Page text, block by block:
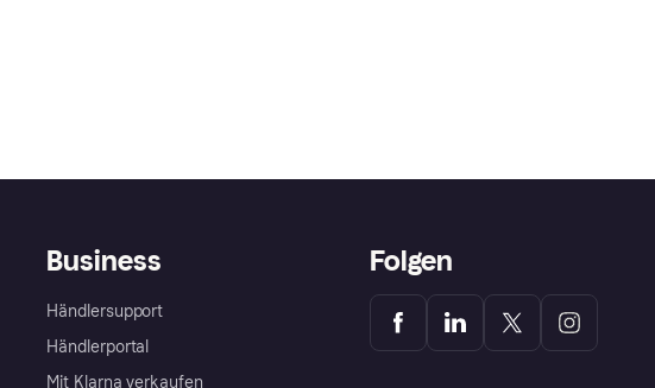
Business
Händlersupport
Händlerportal
Mit Klarna verkaufen
Folgen